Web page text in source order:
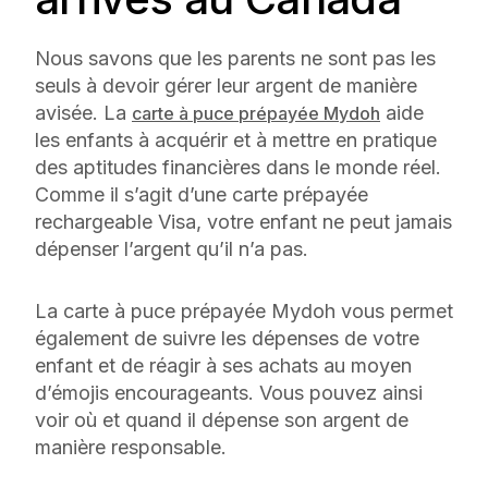
Nous savons que les parents ne sont pas les
seuls à devoir gérer leur argent de manière
avisée. La carte à puce prépayée Mydoh aide
les enfants à acquérir et à mettre en pratique
des aptitudes financières dans le monde réel.
Comme il s’agit d’une carte prépayée
rechargeable Visa, votre enfant ne peut jamais
dépenser l’argent qu’il n’a pas.
La carte à puce prépayée Mydoh vous permet
également de suivre les dépenses de votre
enfant et de réagir à ses achats au moyen
d’émojis encourageants. Vous pouvez ainsi
voir où et quand il dépense son argent de
manière responsable.